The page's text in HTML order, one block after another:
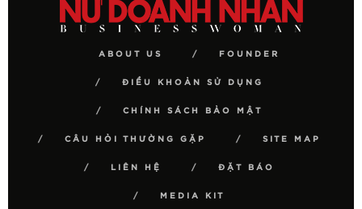
ABOUT US FOUNDER
ĐIỀU KHOẢN SỬ DỤNG
CHÍNH SÁCH BẢO MẬT
CÂU HỎI THƯỜNG GẶP SITE MAP
LIÊN HỆ ĐẶT BÁO
MEDIA KIT